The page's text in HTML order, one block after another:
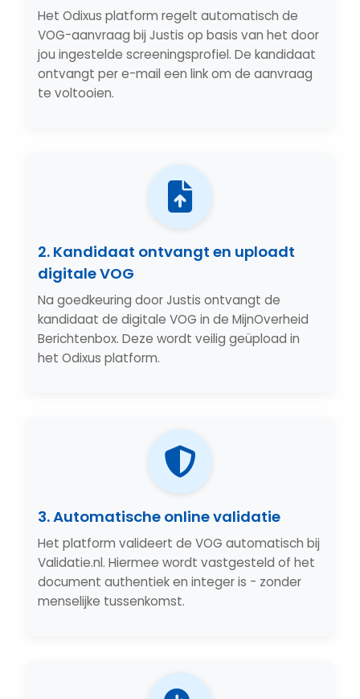
Het Odixus platform regelt automatisch de
VOG-aanvraag bij Justis op basis van het door
jou ingestelde screeningsprofiel. De kandidaat
ontvangt per e-mail een link om de aanvraag
te voltooien.
2. Kandidaat ontvangt en uploadt
digitale VOG
Na goedkeuring door Justis ontvangt de
kandidaat de digitale VOG in de MijnOverheid
Berichtenbox. Deze wordt veilig geüpload in
het Odixus platform.
3. Automatische online validatie
Het platform valideert de VOG automatisch bij
Validatie.nl. Hiermee wordt vastgesteld of het
document authentiek en integer is - zonder
menselijke tussenkomst.